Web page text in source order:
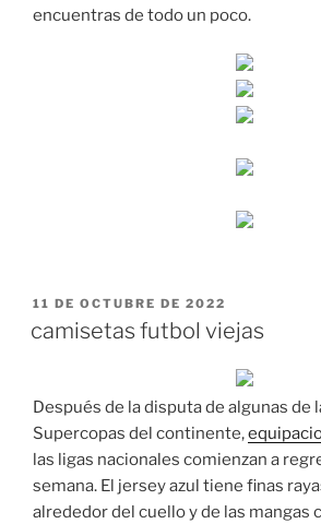
encuentras de todo un poco.
PUBLICADO
11 DE OCTUBRE DE 2022
camisetas futbol viejas
Después de la disputa de algunas de
Supercopas del continente,
las ligas nacionales comienzan a
semana. El jersey azul tiene finas
alrededor del cuello y de las mangas